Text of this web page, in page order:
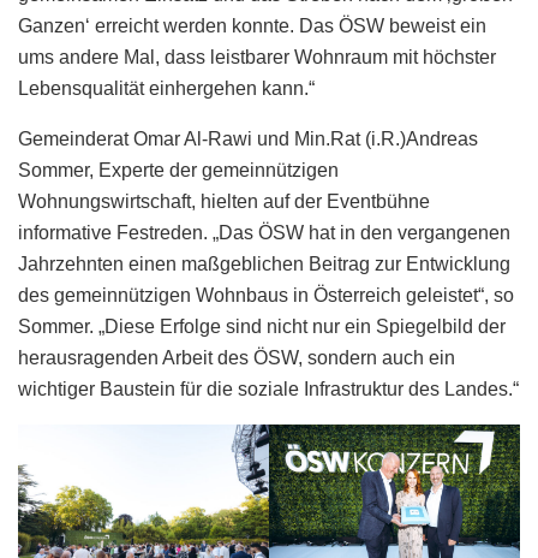
Ganzen‘ erreicht werden konnte. Das ÖSW beweist ein
ums andere Mal, dass leistbarer Wohnraum mit höchster
Lebensqualität einhergehen kann.“
Gemeinderat Omar Al-Rawi und Min.Rat (i.R.)Andreas
Sommer, Experte der gemeinnützigen
Wohnungswirtschaft, hielten auf der Eventbühne
informative Festreden. „Das ÖSW hat in den vergangenen
Jahrzehnten einen maßgeblichen Beitrag zur Entwicklung
des gemeinnützigen Wohnbaus in Österreich geleistet“, so
Sommer. „Diese Erfolge sind nicht nur ein Spiegelbild der
herausragenden Arbeit des ÖSW, sondern auch ein
wichtiger Baustein für die soziale Infrastruktur des Landes.“